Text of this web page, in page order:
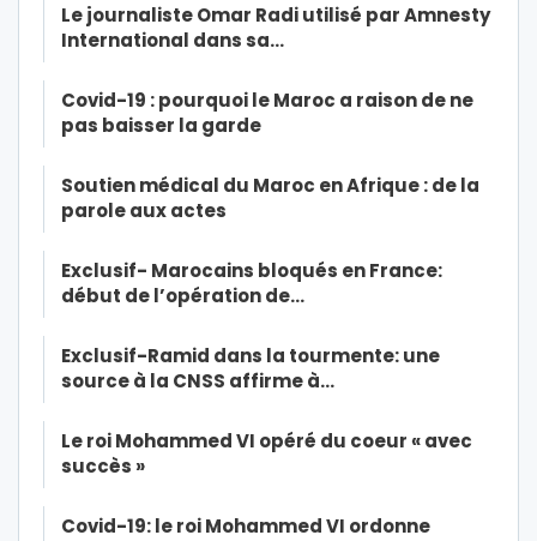
Le journaliste Omar Radi utilisé par Amnesty
International dans sa…
Covid-19 : pourquoi le Maroc a raison de ne
pas baisser la garde
Soutien médical du Maroc en Afrique : de la
parole aux actes
Exclusif- Marocains bloqués en France:
début de l’opération de…
Exclusif-Ramid dans la tourmente: une
source à la CNSS affirme à…
Le roi Mohammed VI opéré du coeur « avec
succès »
Covid-19: le roi Mohammed VI ordonne